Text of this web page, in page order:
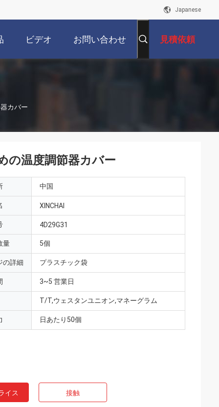
Japanese
ビデオ お問い合わせ 見積依頼
カバー
の温度調節器カバー
中国
XINCHAI
4D29G31
量 5個
の詳細 プラスチック袋
3~5 営業日
T/T,ウェスタンユニオン,マネーグラム
日あたり50個
イス 接触